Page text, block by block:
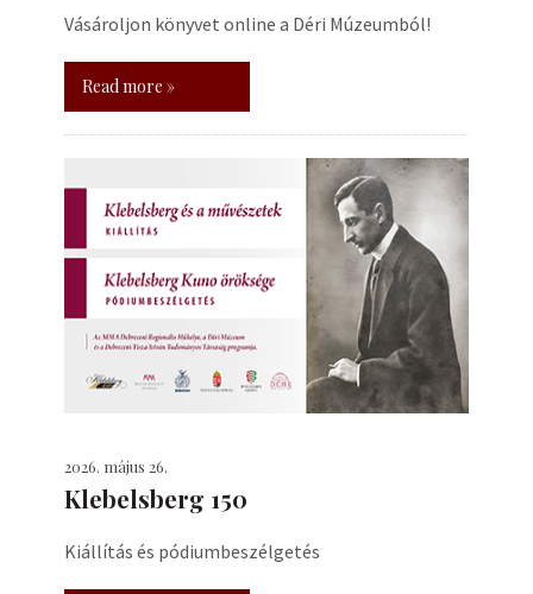
Vásároljon könyvet online a Déri Múzeumból!
Read more »
2026. május 26.
Klebelsberg 150
Kiállítás és pódiumbeszélgetés